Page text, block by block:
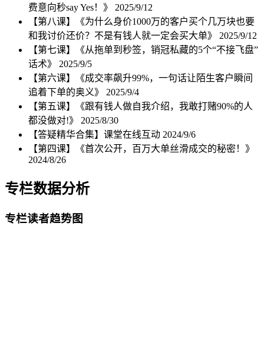
费意向秒say Yes！》 2025/9/12
【第八课】《为什么身价1000万的客户买个几万块也要
和我讨价还价？不是有钱人就一定会买大单》 2025/9/12
【第七课】《从拖单到秒签，销冠私藏的5个“不接飞盘”
话术》 2025/9/5
【第六课】《成交率飙升99%，一句话让陌生客户瞬间
追着下单的奥义》 2025/9/4
【第五课】《跟有钱人做自我介绍，我敢打赌90%的人
都没做对!》 2025/8/30
【答疑精华合集】课堂在线互动 2024/9/6
【第四课】《首次公开，百万大单丝滑成交的秘密！》
2024/8/26
专栏数据分析
专栏读者趋势图